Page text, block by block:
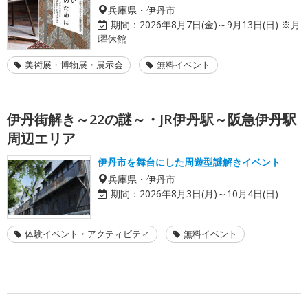
兵庫県・伊丹市
期間： 2026年8月7日(金)～9月13日(日) ※月
曜休館
美術展・博物展・展示会 無料イベント
伊丹街解き～22の謎～・JR伊丹駅～阪急伊丹駅
周辺エリア
伊丹市を舞台にした周遊型謎解きイベント
兵庫県・伊丹市
期間： 2026年8月3日(月)～10月4日(日)
体験イベント・アクティビティ 無料イベント